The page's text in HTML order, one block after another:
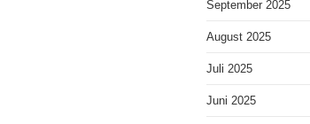
September 2025
August 2025
Juli 2025
Juni 2025